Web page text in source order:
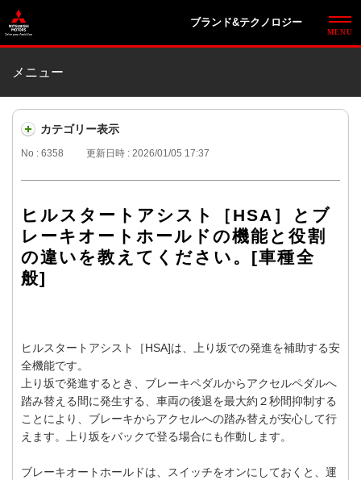
ブランド&テクノロジー
メニュー
カテゴリー表示
No : 6358 更新日時 : 2026/01/05 17:37
ヒルスタートアシスト［HSA］とブ
レーキオートホールドの機能と役割
の違いを教えてください。[車種全
般]
ヒルスタートアシスト［HSA]は、上り坂での発進を補助する安
全機能です。
上り坂で発進するとき、ブレーキペダルからアクセルペダルへ
踏み替える間に発生する、車両の後退を最大約２秒間抑制する
ことにより、ブレーキからアクセルへの踏み替えが安心して行
えます。上り坂をバックで登る場合にも作動します。
ブレーキオートホールドは、スイッチをオンにしておくと、運